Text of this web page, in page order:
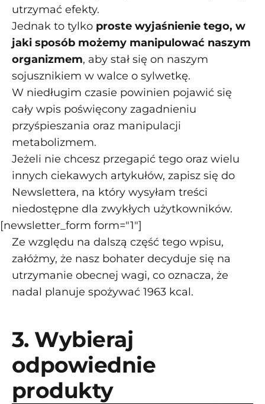
utrzymać efekty.
Jednak to tylko proste wyjaśnienie tego, w
jaki sposób możemy manipulować naszym
organizmem, aby stał się on naszym
sojusznikiem w walce o sylwetkę.
W niedługim czasie powinien pojawić się
cały wpis poświęcony zagadnieniu
przyśpieszania oraz manipulacji
metabolizmem.
Jeżeli nie chcesz przegapić tego oraz wielu
innych ciekawych artykułów, zapisz się do
Newslettera, na który wysyłam treści
niedostępne dla zwykłych użytkowników.
[newsletter_form form="1"]
Ze względu na dalszą część tego wpisu,
załóżmy, że nasz bohater decyduje się na
utrzymanie obecnej wagi, co oznacza, że
nadal planuje spożywać 1963 kcal.
3. Wybieraj
odpowiednie
produkty